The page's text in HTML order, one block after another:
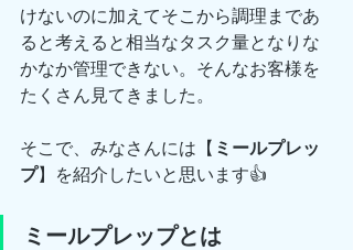
けないのに加えてそこから調理まであ
ると考えると相当なタスク量となりな
かなか管理できない。そんなお客様を
たくさん見てきました。
そこで、みなさんには【 ミールプレッ
プ】を紹介したいと思います👍
ミールプレップとは